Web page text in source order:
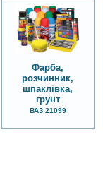
Фарба,
розчинник,
шпаклівка,
грунт
ВАЗ 21099